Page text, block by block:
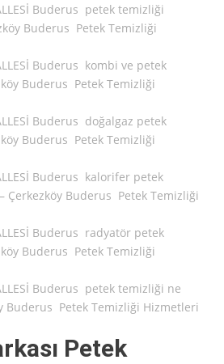
Buderus petek temizliği
Buderus Petek Temizliği
Buderus kombi ve petek
Buderus Petek Temizliği
Buderus doğalgaz petek
Buderus Petek Temizliği
Buderus kalorifer petek
Çerkezköy Buderus Petek Temizliği
Buderus radyatör petek
Buderus Petek Temizliği
Buderus petek temizliği ne
Buderus Petek Temizliği Hizmetleri
Petek